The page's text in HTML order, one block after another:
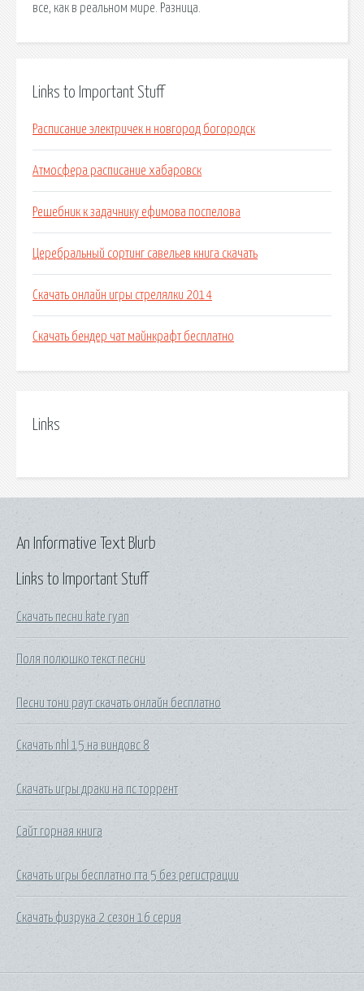
все, как в реальном мире. Разница.
Links to Important Stuff
Расписание электричек н новгород богородск
Атмосфера расписание хабаровск
Решебник к задачнику ефимова поспелова
Церебральный сортинг савельев книга скачать
Скачать онлайн игры стрелялки 2014
Скачать бендер чат майнкрафт бесплатно
Links
Links to Important Stuff
Скачать песни kate ryan
Поля полюшко текст песни
Песни тони раут скачать онлайн бесплатно
Скачать nhl 15 на виндовс 8
Скачать игры драки на пс торрент
Сайт горная книга
Скачать игры бесплатно гта 5 без регистрации
Скачать физрука 2 сезон 16 серия
An Informative Text Blurb